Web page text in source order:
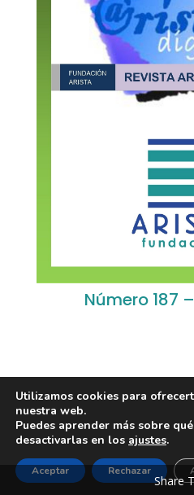
Número 187
Diseño deSeos +| © Todos
Fundación Arista -
privacidad -
Utilizamos cookies para
nuestra web.
Puedes aprender más sobre
desactivarlas en los ajustes.
Aceptar Rechazar
Share